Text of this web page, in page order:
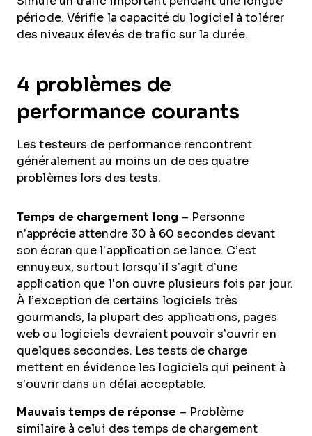
période. Vérifie la capacité du logiciel à tolérer
des niveaux élevés de trafic sur la durée.
4 problèmes de
performance courants
Les testeurs de performance rencontrent
généralement au moins un de ces quatre
problèmes lors des tests.
Temps de chargement long – Personne
n’apprécie attendre 30 à 60 secondes devant
son écran que l’application se lance. C’est
ennuyeux, surtout lorsqu’il s’agit d’une
application que l’on ouvre plusieurs fois par jour.
À l’exception de certains logiciels très
gourmands, la plupart des applications, pages
web ou logiciels devraient pouvoir s’ouvrir en
quelques secondes. Les tests de charge
mettent en évidence les logiciels qui peinent à
s’ouvrir dans un délai acceptable.
Mauvais temps de réponse – Problème
similaire à celui des temps de chargement